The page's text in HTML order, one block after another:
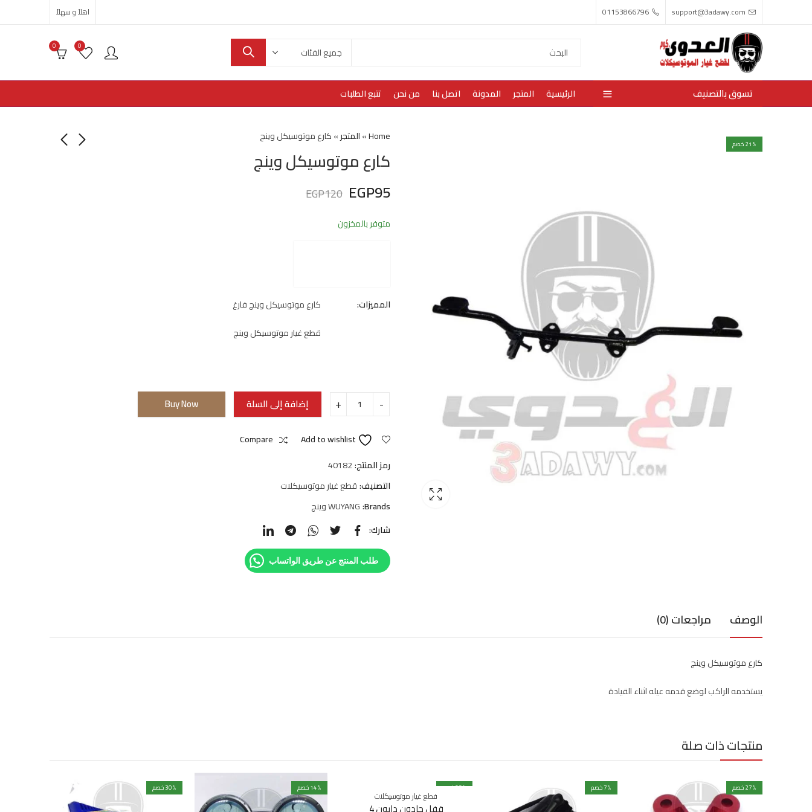
support@3adawy.com
01153866796 اهلاً و سهلاً
0
0
تسوق بالتصنيف الرئيسية المتجر المدونة اتصل بنا من نحن تتبع الطلبات
21% خصم
Home
»المتجر»كارع موتوسيكل وينج
كارع موتوسيكل وينج
EGP95
EGP120
متوفر بالمخزون
المميزات:
كارع موتوسيكل وينج فارغ
قطع غيار موتوسيكل وينج
إضافة إلى السلة Buy Now
Add to wishlist
Compare
رمز المنتج:40182
التصنيف:قطع غيار موتوسيكلات
Brands: WUYANG وينج
شارك:
طلب المنتج عن طريق الواتساب
الوصف مراجعات (0)
كارع موتوسيكل وينج
يستخدمه الراكب لوضع قدمه عيله اثناء القيادة
منتجات ذات صلة
27% خصم 7% خصم 26% خصم
غير متوفرة بالمخزون
قطع غيار موتوسيكلات
14% خصم 30% خصم